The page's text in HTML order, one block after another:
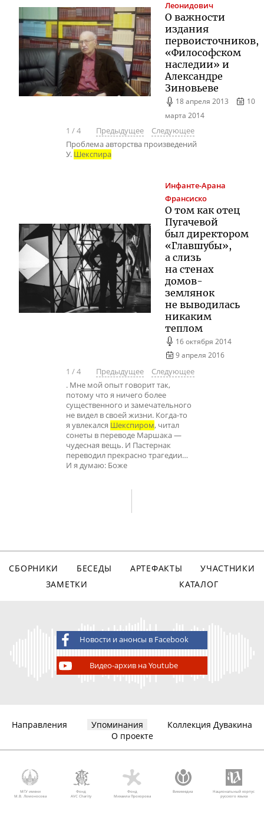
Леонидович
О важности
издания
первоисточников,
«Философском
наследии» и
Александре
Зиновьеве
18 апреля 2013
10
марта 2014
1 /4 Предыдущее
Следующее
Проблема авторства произведений
У. Шекспира
Инфанте-Арана
Франсиско
О том как отец
Пугачевой
был директором
«Главшубы»,
а слизь
на стенах
домов-
землянок
не выводилась
никаким
теплом
16 октября 2014
9 апреля 2016
1 /4 Предыдущее
Следующее
. Мне мой опыт говорит так,
потому что я ничего более
существенного и замечательного
не видел в своей жизни. Когда-то
я увлекался Шекспиром, читал
сонеты в переводе Маршака —
чудесная вещь. И Пастернак
переводил прекрасно трагедии…
И я думаю: Боже
СБОРНИКИ БЕСЕДЫ АРТЕФАКТЫ
УЧАСТНИКИ
ЗАМЕТКИ
КАТАЛОГ
Новости и анонсы в Facebook
Видео-архив на Youtube
Направления Упоминания
Коллекция Дувакина
О проекте
МГУ имени
М.В. Ломоносова
Фонд
AVC Charity
Фонд
Михаила Прохорова
Викимедиа
Национальный корпус
русского языка